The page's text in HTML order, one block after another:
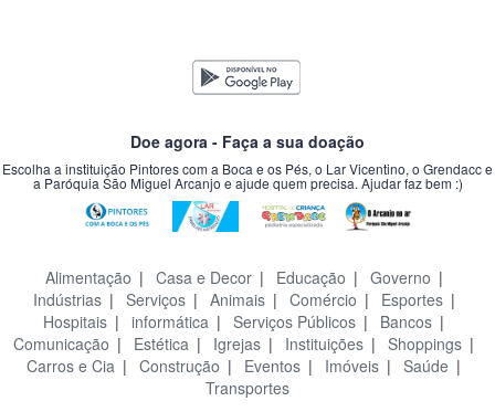
Doe agora - Faça a sua doação
Escolha a instituição Pintores com a Boca e os Pés, o Lar Vicentino, o Grendacc e
a Paróquia São Miguel Arcanjo e ajude quem precisa. Ajudar faz bem :)
Alimentação | Casa e Decor| Educação | Governo |
Indústrias| Serviços| Animais| Comércio | Esportes|
Hospitais | informática | Serviços Públicos | Bancos |
Comunicação | Estética | Igrejas | Instituições | Shoppings |
Carros e Cia | Construção | Eventos | Imóveis | Saúde |
Transportes